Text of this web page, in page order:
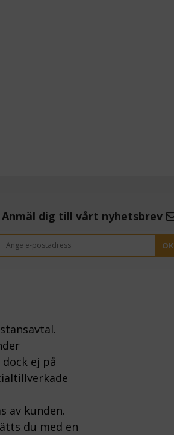
Anmäl dig till vårt nyhetsbrev
OK
ej på
av kunden.
du med en